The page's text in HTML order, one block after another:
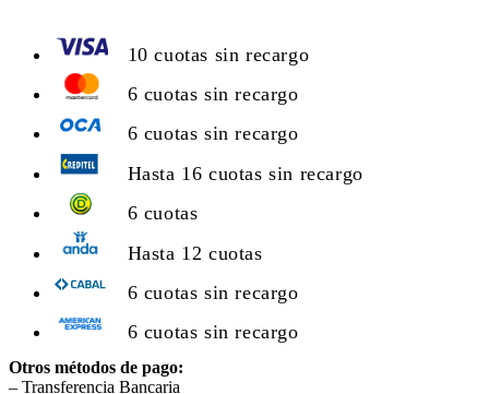
10 cuotas sin recargo
6 cuotas sin recargo
6 cuotas sin recargo
Hasta 16 cuotas sin recargo
6 cuotas
Hasta 12 cuotas
6 cuotas sin recargo
6 cuotas sin recargo
Otros métodos de pago:
– Transferencia Bancaria